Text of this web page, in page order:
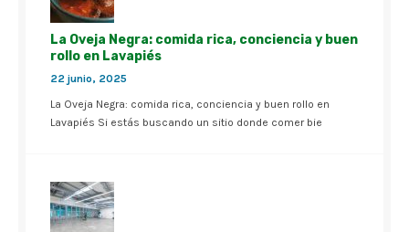
La Oveja Negra: comida rica, conciencia y buen
rollo en Lavapiés
22 junio, 2025
La Oveja Negra: comida rica, conciencia y buen rollo en
Lavapiés Si estás buscando un sitio donde comer bie